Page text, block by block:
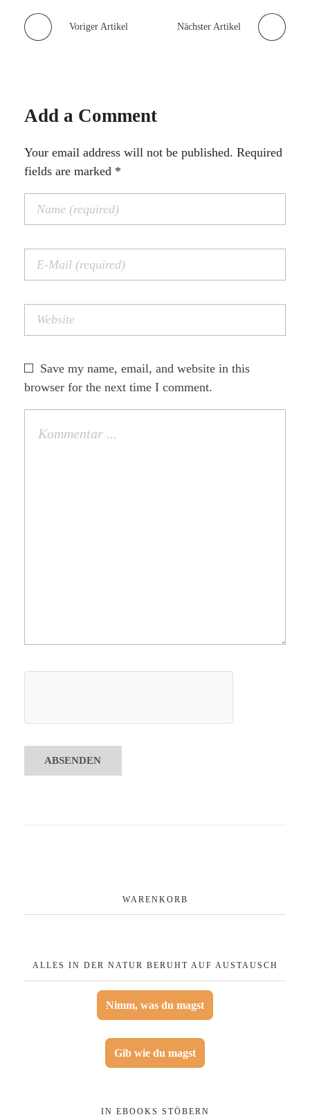
Voriger Artikel Nächster Artikel
Add a Comment
Your email address will not be published. Required
fields are marked *
Save my name, email, and website in this
browser for the next time I comment.
WARENKORB
ALLES IN DER NATUR BERUHT AUF AUSTAUSCH
Nimm, was du magst
Gib wie du magst
IN EBOOKS STÖBERN